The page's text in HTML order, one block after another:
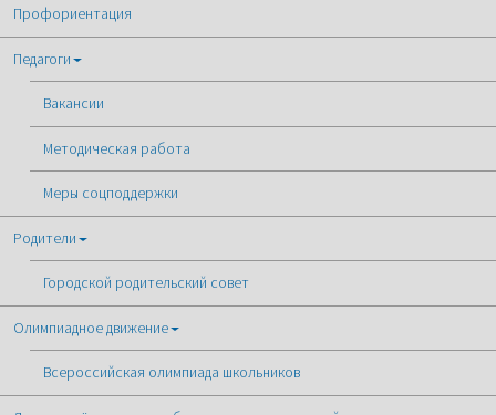
Профориентация
Педагоги
Вакансии
Методическая работа
Меры соцподдержки
Родители
Городской родительский совет
Олимпиадное движение
Всероссийская олимпиада школьников